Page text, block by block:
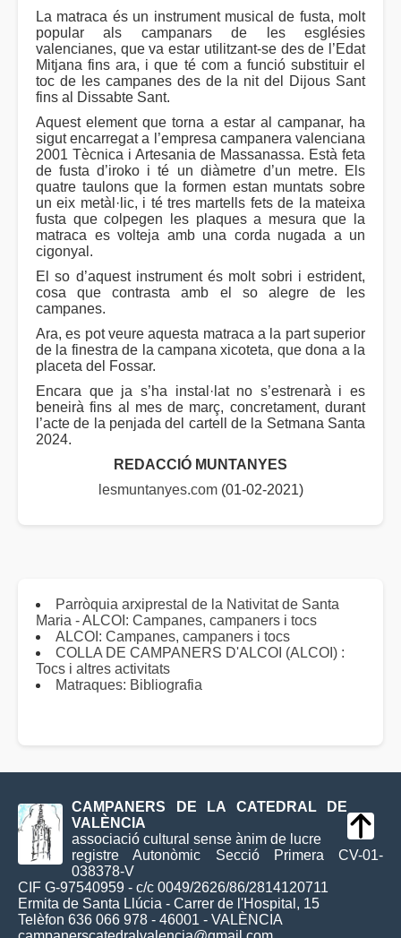
La matraca és un instrument musical de fusta, molt
popular als campanars de les esglésies
valencianes, que va estar utilitzant-se des de l’Edat
Mitjana fins ara, i que té com a funció substituir el
toc de les campanes des de la nit del Dijous Sant
fins al Dissabte Sant.
Aquest element que torna a estar al campanar, ha
sigut encarregat a l’empresa campanera valenciana
2001 Tècnica i Artesania de Massanassa. Està feta
de fusta d’iroko i té un diàmetre d’un metre. Els
quatre taulons que la formen estan muntats sobre
un eix metàl·lic, i té tres martells fets de la mateixa
fusta que colpegen les plaques a mesura que la
matraca es volteja amb una corda nugada a un
cigonyal.
El so d’aquest instrument és molt sobri i estrident,
cosa que contrasta amb el so alegre de les
campanes.
Ara, es pot veure aquesta matraca a la part superior
de la finestra de la campana xicoteta, que dona a la
placeta del Fossar.
Encara que ja s’ha instal·lat no s’estrenarà i es
beneirà fins al mes de març, concretament, durant
l’acte de la penjada del cartell de la Setmana Santa
2024.
REDACCIÓ MUNTANYES
lesmuntanyes.com(01-02-2021)
Parròquia arxiprestal de la Nativitat de Santa
Maria - ALCOI: Campanes, campaners i tocs
ALCOI: Campanes, campaners i tocs
COLLA DE CAMPANERS D'ALCOI (ALCOI) :
Tocs i altres activitats
Matraques: Bibliografia
CAMPANERS DE LA CATEDRAL DE
VALÈNCIA
associació cultural sense ànim de lucre
registre Autonòmic Secció Primera CV-01-
038378-V
CIF G-97540959 - c/c 0049/2626/86/2814120711
Ermita de Santa Llúcia - Carrer de l'Hospital, 15
Telèfon 636 066 978 - 46001 - VALÈNCIA